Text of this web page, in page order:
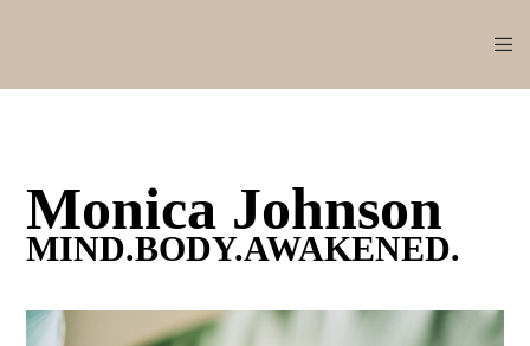
Monica Johnson
MIND.BODY.AWAKENED.